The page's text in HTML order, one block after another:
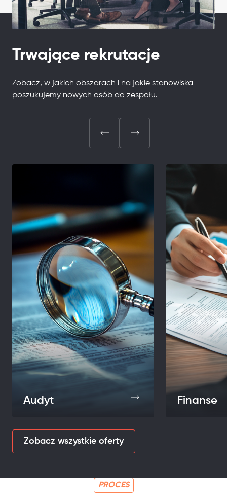
Trwające rekrutacje
Zobacz, w jakich obszarach i na jakie stanowiska
poszukujemy nowych osób do zespołu.
Audyt Finanse
Zobacz wszystkie oferty
PROCES